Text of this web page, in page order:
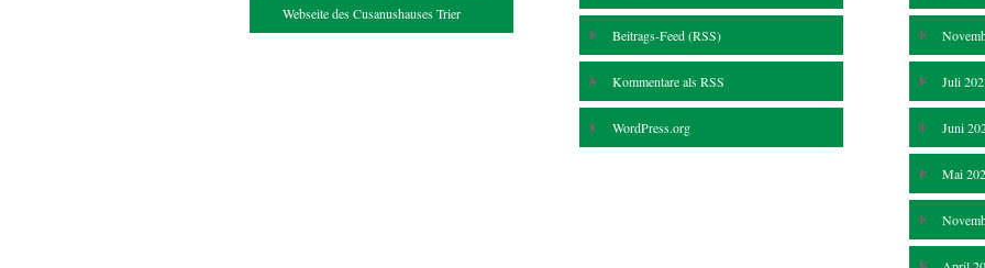
Webseite des Cusanushauses Trier
Beitrags-Feed (RSS)
Kommentare alsRSS
WordPress.org
Juli
Juni
Mai